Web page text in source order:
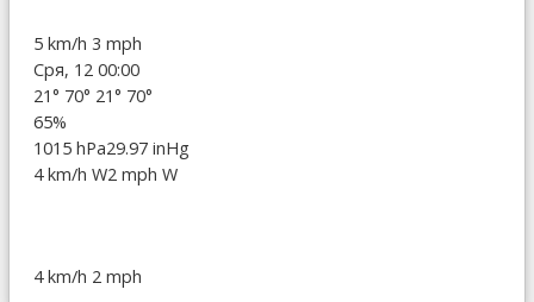
5 km/h 3 mph
Сря, 12 00:00
21° 70° 21° 70°
65%
1015 hPa29.97 inHg
4 km/h W2 mph W
4 km/h 2 mph